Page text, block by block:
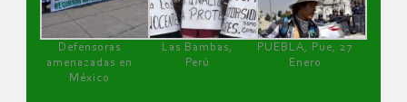
Defensoras
amenazadas en
México
Las Bambas,
Perú
PUEBLA, Pue, 27
Enero